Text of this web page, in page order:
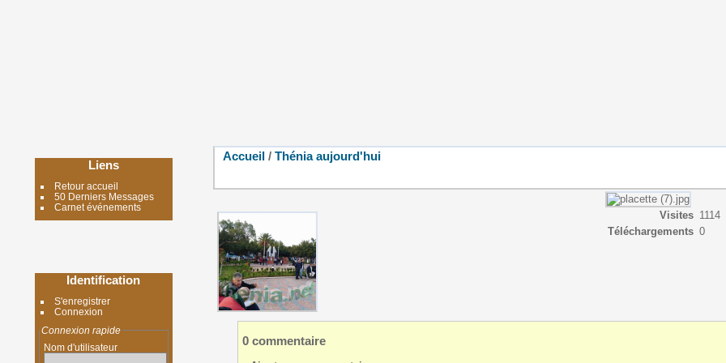
Liens
Retour accueil
50 Derniers Messages
Carnet événements
Identification
S'enregistrer
Connexion
Connexion rapide
Nom d'utilisateur
Accueil / Thénia aujourd'hui
Visites 1114
Téléchargements 0
0 commentaire